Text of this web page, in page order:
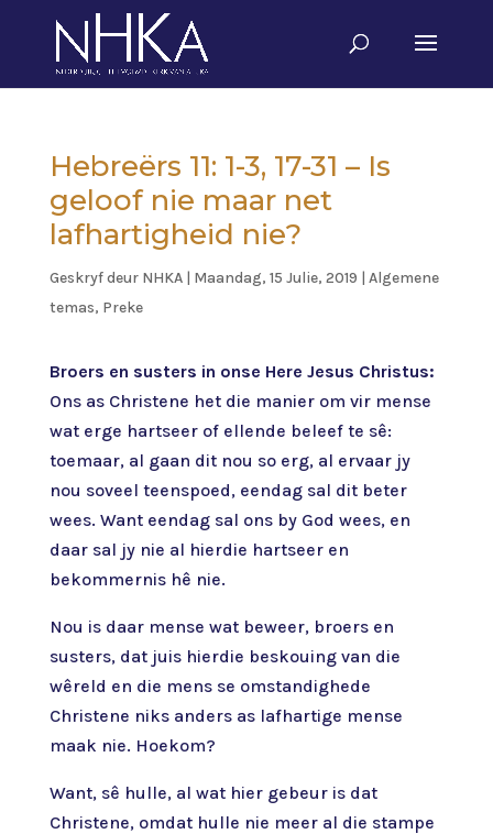
Hebreërs 11: 1-3, 17-31 – Is
geloof nie maar net
lafhartigheid nie?
Geskryf deur NHKA| Maandag, 15 Julie, 2019 | Algemene
temas, Preke
Broers en susters in onse Here Jesus Christus:
Ons as Christene het die manier om vir mense
wat erge hartseer of ellende beleef te sê:
toemaar, al gaan dit nou so erg, al ervaar jy
nou soveel teenspoed, eendag sal dit beter
wees. Want eendag sal ons by God wees, en
daar sal jy nie al hierdie hartseer en
bekommernis hê nie.
Nou is daar mense wat beweer, broers en
susters, dat juis hierdie beskouing van die
wêreld en die mens se omstandighede
Christene niks anders as lafhartige mense
maak nie. Hoekom?
Want, sê hulle, al wat hier gebeur is dat
Christene, omdat hulle nie meer al die stampe